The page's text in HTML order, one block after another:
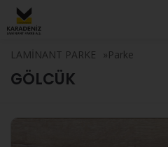
LAMİNANT PARKE »Parke
GÖLCÜK